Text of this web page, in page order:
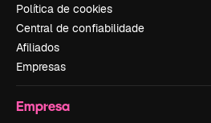
Política de cookies
Central de confiabilidade
Afiliados
Empresas
Empresa